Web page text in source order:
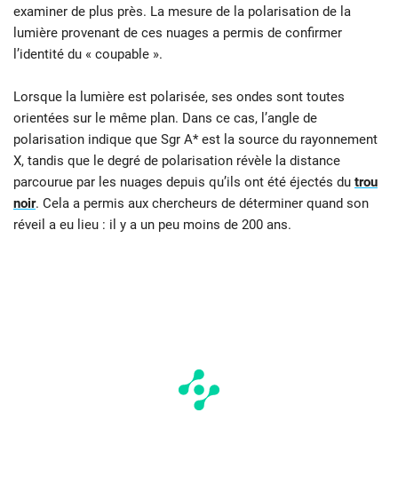
examiner de plus près. La mesure de la polarisation de la
lumière provenant de ces nuages a permis de confirmer
l’identité du « coupable ».
Lorsque la lumière est polarisée, ses ondes sont toutes
orientées sur le même plan. Dans ce cas, l’angle de
polarisation indique que Sgr A* est la source du rayonnement
X, tandis que le degré de polarisation révèle la distance
parcourue par les nuages depuis qu’ils ont été éjectés du trou
noir. Cela a permis aux chercheurs de déterminer quand son
réveil a eu lieu : il y a un peu moins de 200 ans.